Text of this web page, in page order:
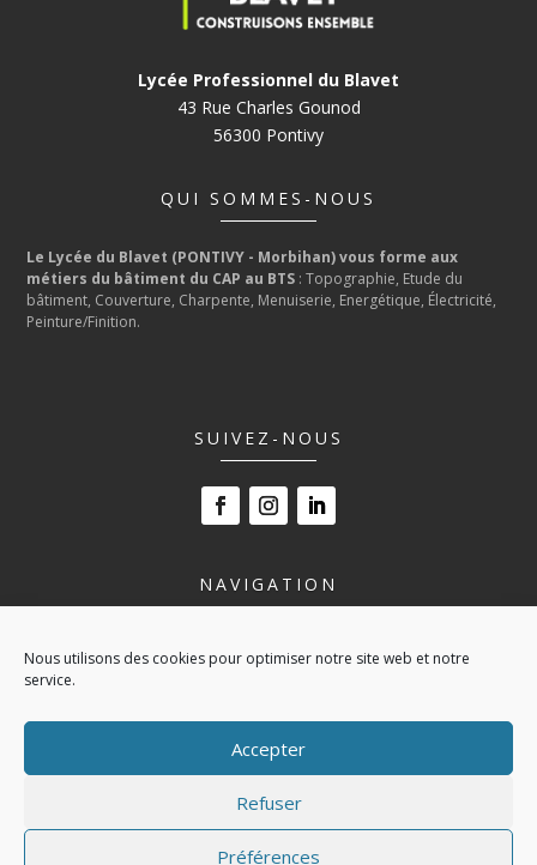
Nous utilisons des cookies pour optimiser notre site web et notre
service.
Accepter
Refuser
Préférences
Lycée Professionnel du Blavet
43 Rue Charles Gounod
56300 Pontivy
QUI SOMMES-NOUS
Le Lycée du Blavet (PONTIVY - Morbihan) vous forme aux
métiers du bâtiment du CAP au BTS : Topographie, Etude du
bâtiment, Couverture, Charpente, Menuiserie, Energétique, Électricité,
Peinture/Finition.
SUIVEZ-NOUS
NAVIGATION
NOS FORMATIONS
ACTUALITÉS
POLITIQUE DE COOKIES (UE)